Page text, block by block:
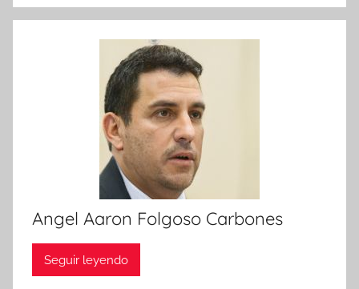
Angel Aaron Folgoso Carbones
Seguir leyendo